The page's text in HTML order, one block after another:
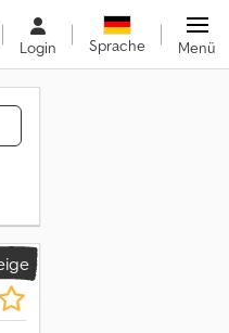
Login Sprache Menü